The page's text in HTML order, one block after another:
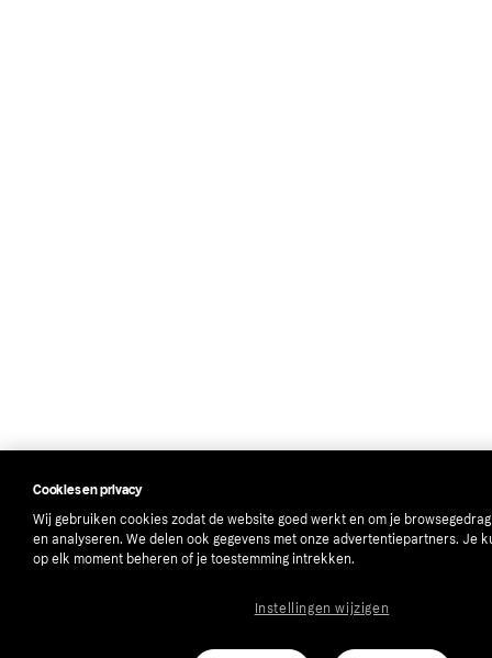
Cookies en privacy
Wij gebruiken cookies zodat de website goed werkt en om je
en analyseren. We delen ook gegevens met onze advertentiepartners. Je
op elk moment beheren of je toestemming intrekken.
Instellingen wijzigen